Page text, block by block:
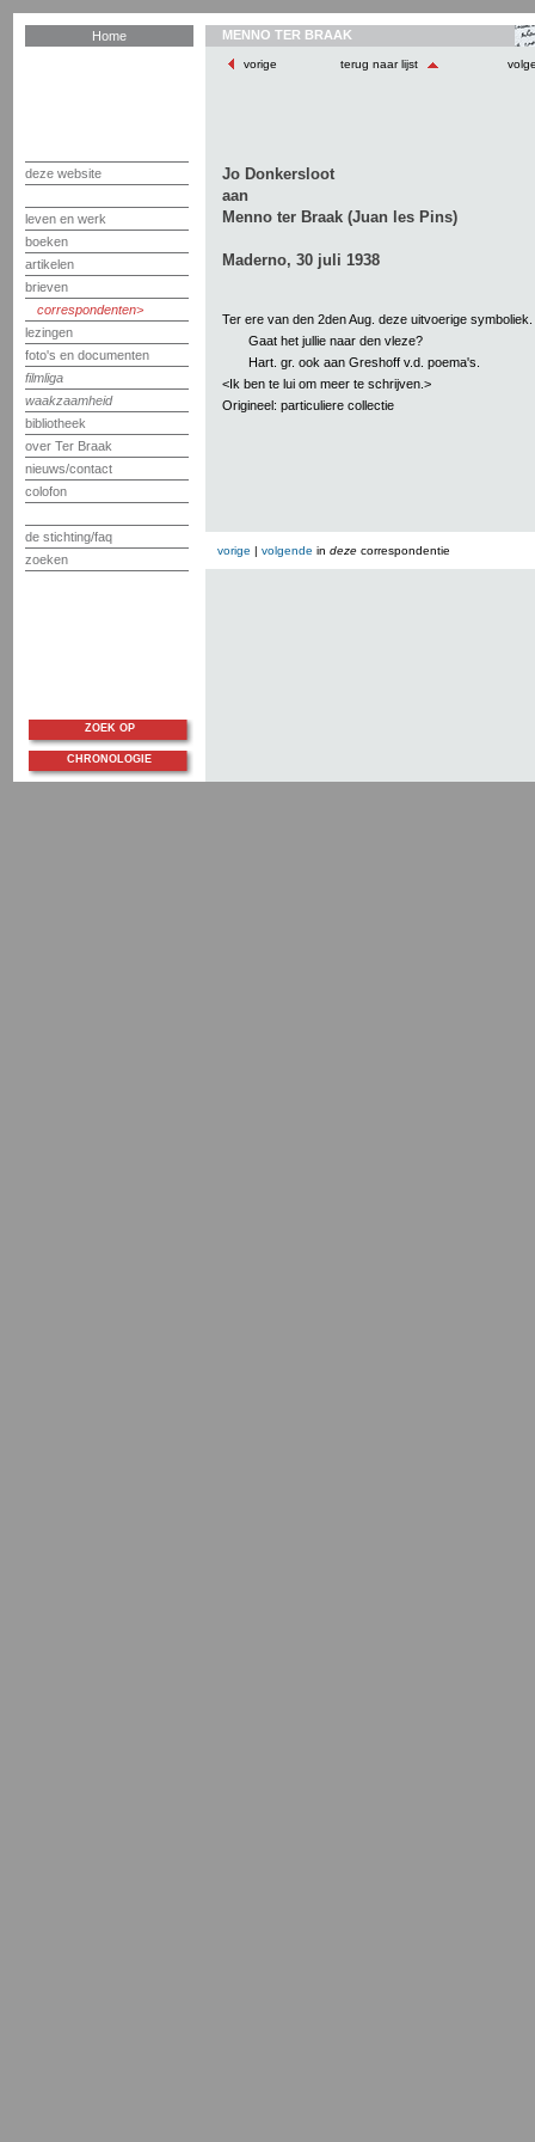
Home
deze website
leven en werk
boeken
artikelen
brieven
correspondenten
lezingen
foto's en documenten
filmliga
waakzaamheid
bibliotheek
over Ter Braak
nieuws/contact
colofon
de stichting/faq
zoeken
MENNO TER BRAAK
vorige terug naar lijst
Jo Donkersloot
aan
Menno ter Braak (Juan les Pins)
Maderno, 30 juli 1938
Ter ere van den 2den Aug. deze uitvoerige symboliek.
Gaat het jullie naar den vleze?
Hart. gr. ook aan Greshoff v.d. poema's.
<Ik ben te lui om meer te schrijven.>
Origineel: particuliere collectie
vorige | volgende in deze correspondentie
ZOEK OP
CHRONOLOGIE